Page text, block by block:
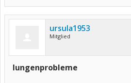
ursula1953
Mitglied
lungenprobleme